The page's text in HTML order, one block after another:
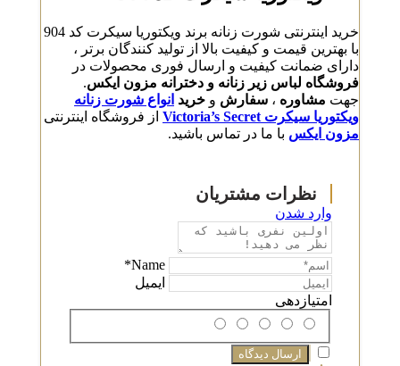
خرید اینترنتی شورت زنانه برند ویکتوریا سیکرت کد 904
با بهترین قیمت و کیفیت بالا از تولید کنندگان برتر ،
دارای ضمانت کیفیت و ارسال فوری محصولات در
فروشگاه لباس زیر زنانه و دخترانه مزون ایکس.
جهتمشاوره،سفارشوخرید انواع شورت زنانه
ویکتوریا سیکرت Victoria’s Secret
از فروشگاه اینترنتی
مزون ایکسبا ما در تماس باشید.
وارد شدن
Name*
امتیازدهی